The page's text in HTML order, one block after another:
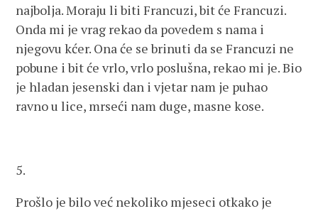
najbolja. Moraju li biti Francuzi, bit će Francuzi.
Onda mi je vrag rekao da povedem s nama i
njegovu kćer. Ona će se brinuti da se Francuzi ne
pobune i bit će vrlo, vrlo poslušna, rekao mi je. Bio
je hladan jesenski dan i vjetar nam je puhao
ravno u lice, mrseći nam duge, masne kose.
5.
Prošlo je bilo već nekoliko mjeseci otkako je